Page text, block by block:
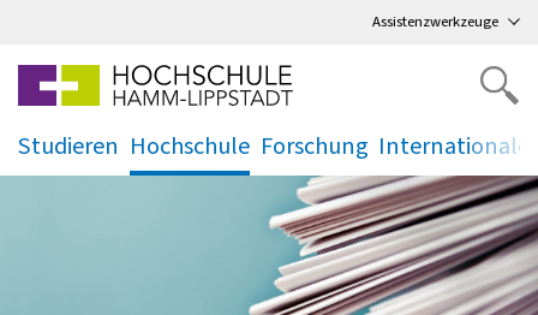
Assistenzwerkzeuge
Studieren
.
Hochschule
.
Forschung
. .